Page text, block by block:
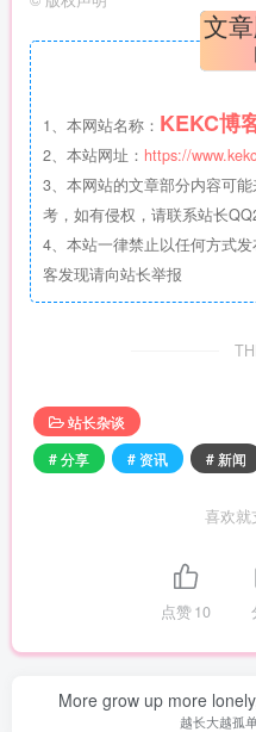
文
1、本网站名称： KEKC博
2、本站网址： https://
3、本网站的文章部分内容可
考，如有侵权，请联系站长
4、本站一律禁止以任何方式
客发现请向站长举报
站长杂谈
# 分享
# 资讯 # 新闻
喜欢就
点赞10
More grow up more
越长大越孤